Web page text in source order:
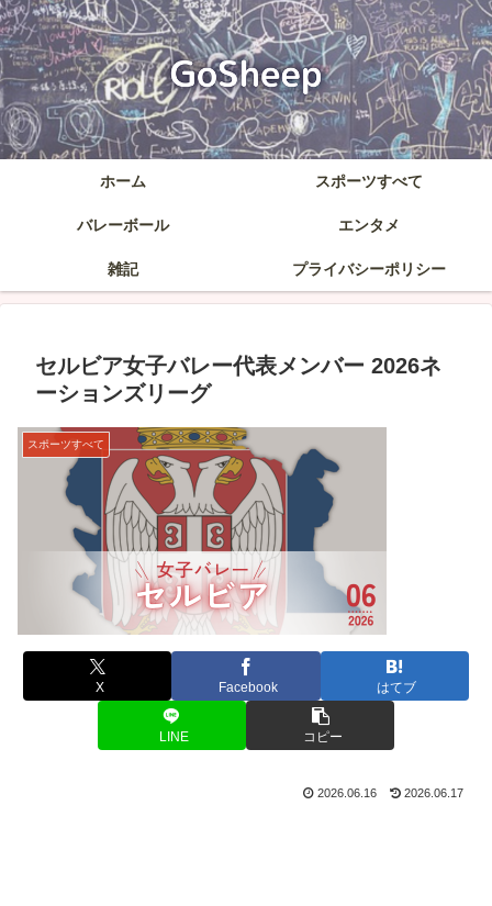
ホーム スポーツすべて
バレーボール エンタメ
雑記 プライバシーポリシー
セルビア女子バレー代表メンバー 2026ネ
ーションズリーグ
スポーツすべて
X Facebook はてブ
LINE コピー
2026.06.16 2026.06.17